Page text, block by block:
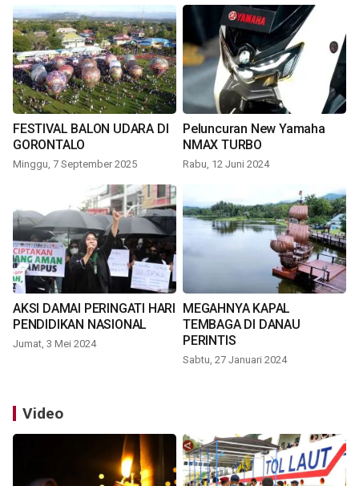
FESTIVAL BALON UDARA DI
GORONTALO
Minggu, 7 September 2025
Peluncuran New Yamaha
NMAX TURBO
Rabu, 12 Juni 2024
AKSI DAMAI PERINGATI HARI
PENDIDIKAN NASIONAL
Jumat, 3 Mei 2024
MEGAHNYA KAPAL
TEMBAGA DI DANAU
PERINTIS
Sabtu, 27 Januari 2024
Video